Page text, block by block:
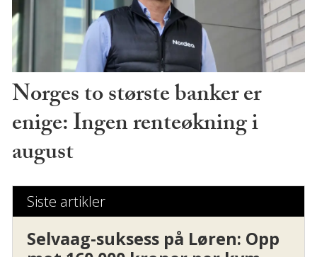
Norges to største banker er
enige: Ingen renteøkning i
august
Siste artikler
Selvaag-suksess på Løren: Opp